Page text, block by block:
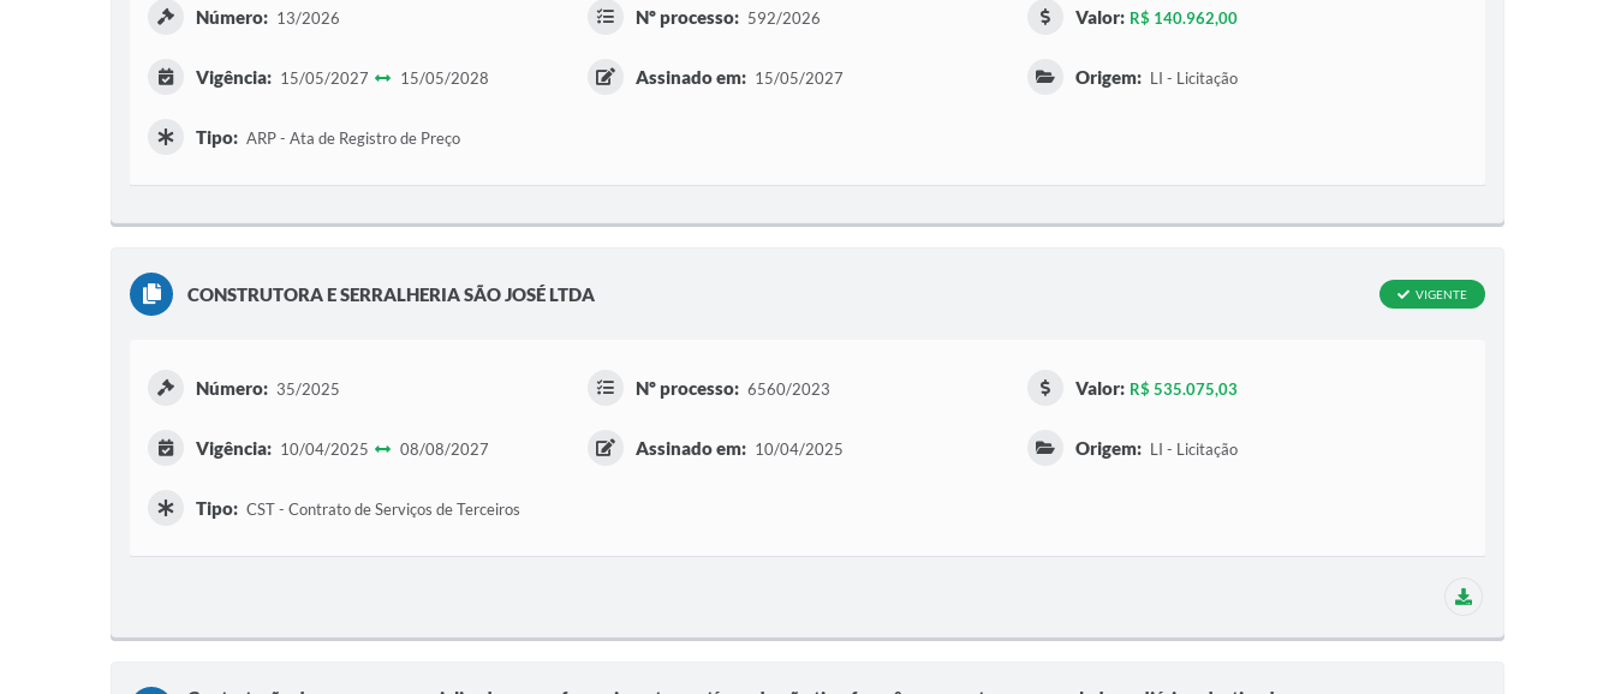
Número: 13/2026 Nº processo: 592/2026 Valor: R$ 140.962,00
Vigência: 15/05/2027 15/05/2028 Assinado em: 15/05/2027 Origem: LI - Licitação
Tipo: ARP - Ata de Registro de Preço
CONSTRUTORA E SERRALHERIA SÃO JOSÉ LTDA VIGENTE
Número: 35/2025 Nº processo: 6560/2023 Valor: R$ 535.075,03
Vigência: 10/04/2025 08/08/2027 Assinado em: 10/04/2025 Origem: LI - Licitação
Tipo: CST - Contrato de Serviços de Terceiros